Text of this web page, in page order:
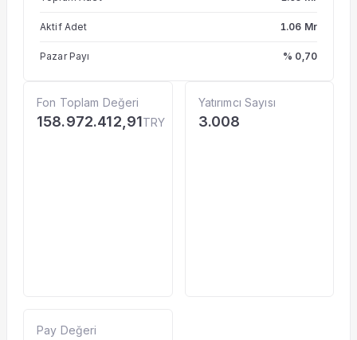
Aktif Adet 1.06 Mr
Pazar Payı % 0,70
Fon Toplam Değeri
158.972.412,91TRY
Yatırımcı Sayısı
3.008
Pay Değeri